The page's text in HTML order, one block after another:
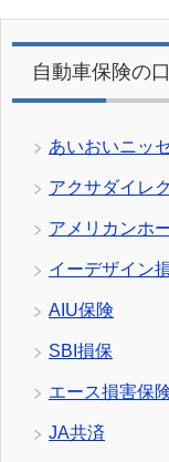
自動車保険の
あいおいニッ
アクサダイレ
アメリカンホ
イーデザイン
AIU保険
SBI損保
エース損害保
JA共済